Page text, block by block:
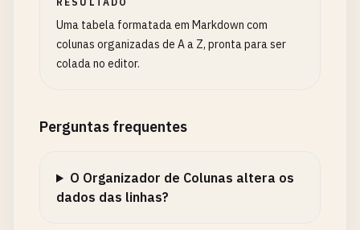
Uma tabela formatada em Markdown com
colunas organizadas de A a Z, pronta para ser
colada no editor.
Perguntas frequentes
O Organizador de Colunas altera os
dados das linhas?